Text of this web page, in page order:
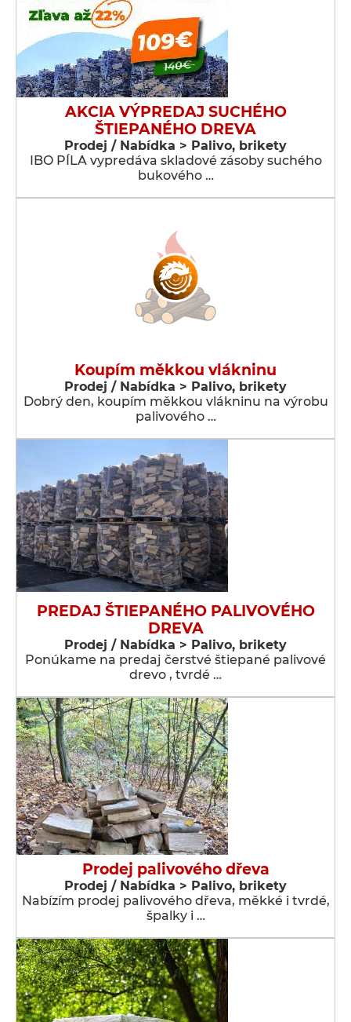
AKCIA VÝPREDAJ SUCHÉHO
ŠTIEPANÉHO DREVA
Prodej / Nabídka > Palivo, brikety
IBO PÍLA vypredáva skladové zásoby suchého
bukového …
Koupím měkkou vlákninu
Prodej / Nabídka > Palivo, brikety
Dobrý den, koupím měkkou vlákninu na výrobu
palivového …
PREDAJ ŠTIEPANÉHO PALIVOVÉHO
DREVA
Prodej / Nabídka > Palivo, brikety
Ponúkame na predaj čerstvé štiepané palivové
drevo , tvrdé …
Prodej palivového dřeva
Prodej / Nabídka > Palivo, brikety
Nabízím prodej palivového dřeva, měkké i tvrdé,
špalky i …